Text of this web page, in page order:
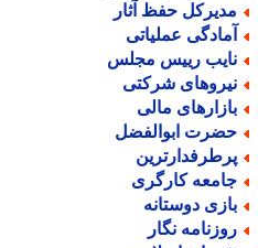
حفظ آثار
عملیاتی
رییس مجلس
شرکتی
مالی
ابوالفضل
کارگری
دوستانه
نگار